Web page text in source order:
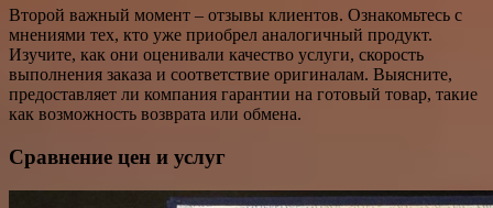
Второй важный момент – отзывы клиентов. Ознакомьтесь с
мнениями тех, кто уже приобрел аналогичный продукт.
Изучите, как они оценивали качество услуги, скорость
выполнения заказа и соответствие оригиналам. Выясните,
предоставляет ли компания гарантии на готовый товар, такие
как возможность возврата или обмена.
Сравнение цен и услуг